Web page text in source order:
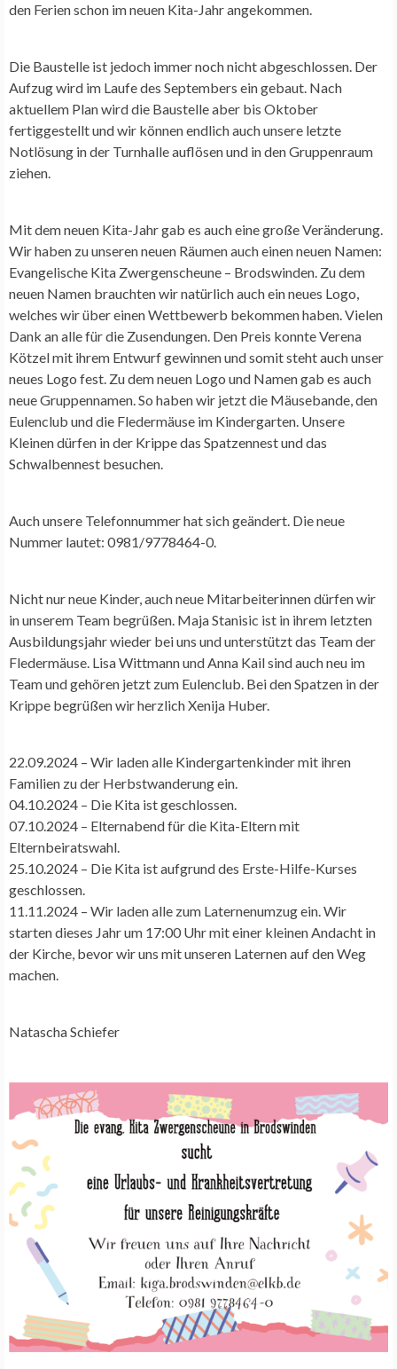
den Ferien schon im neuen Kita-Jahr angekommen.
Die Baustelle ist jedoch immer noch nicht abgeschlossen. Der
Aufzug wird im Laufe des Septembers ein gebaut. Nach
aktuellem Plan wird die Baustelle aber bis Oktober
fertiggestellt und wir können endlich auch unsere letzte
Notlösung in der Turnhalle auflösen und in den Gruppenraum
ziehen.
Mit dem neuen Kita-Jahr gab es auch eine große Veränderung.
Wir haben zu unseren neuen Räumen auch einen neuen Namen:
Evangelische Kita Zwergenscheune – Brodswinden. Zu dem
neuen Namen brauchten wir natürlich auch ein neues Logo,
welches wir über einen Wettbewerb bekommen haben. Vielen
Dank an alle für die Zusendungen. Den Preis konnte Verena
Kötzel mit ihrem Entwurf gewinnen und somit steht auch unser
neues Logo fest. Zu dem neuen Logo und Namen gab es auch
neue Gruppennamen. So haben wir jetzt die Mäusebande, den
Eulenclub und die Fledermäuse im Kindergarten. Unsere
Kleinen dürfen in der Krippe das Spatzennest und das
Schwalbennest besuchen.
Auch unsere Telefonnummer hat sich geändert. Die neue
Nummer lautet: 0981/9778464-0.
Nicht nur neue Kinder, auch neue Mitarbeiterinnen dürfen wir
in unserem Team begrüßen. Maja Stanisic ist in ihrem letzten
Ausbildungsjahr wieder bei uns und unterstützt das Team der
Fledermäuse. Lisa Wittmann und Anna Kail sind auch neu im
Team und gehören jetzt zum Eulenclub. Bei den Spatzen in der
Krippe begrüßen wir herzlich Xenija Huber.
22.09.2024 – Wir laden alle Kindergartenkinder mit ihren
Familien zu der Herbstwanderung ein.
04.10.2024 – Die Kita ist geschlossen.
07.10.2024 – Elternabend für die Kita-Eltern mit
Elternbeiratswahl.
25.10.2024 – Die Kita ist aufgrund des Erste-Hilfe-Kurses
geschlossen.
11.11.2024 – Wir laden alle zum Laternenumzug ein. Wir
starten dieses Jahr um 17:00 Uhr mit einer kleinen Andacht in
der Kirche, bevor wir uns mit unseren Laternen auf den Weg
machen.
Natascha Schiefer